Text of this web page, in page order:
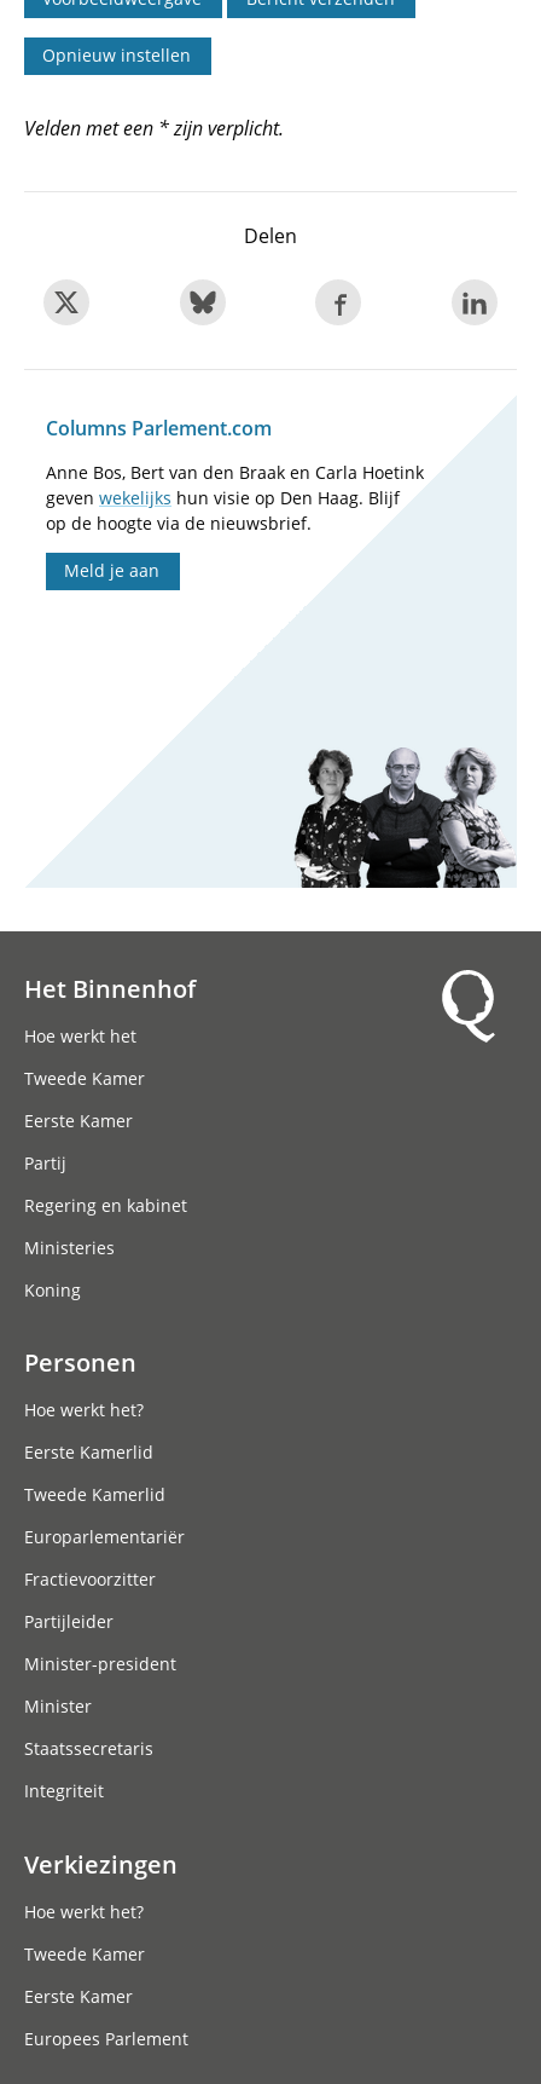
Velden met een * zijn verplicht.
Delen
Columns Parlement.com
Anne Bos, Bert van den Braak en Carla Hoetink
geven wekelijks hun visie op Den Haag. Blijf
op de hoogte via de nieuwsbrief.
Meld je aan
Het Binnenhof
Hoe werkt het
Tweede Kamer
Eerste Kamer
Partij
Regering en kabinet
Ministeries
Koning
Personen
Hoe werkt het?
Eerste Kamerlid
Tweede Kamerlid
Europarlementariër
Fractievoorzitter
Partijleider
Minister-president
Minister
Staatssecretaris
Integriteit
Verkiezingen
Hoe werkt het?
Tweede Kamer
Eerste Kamer
Europees Parlement